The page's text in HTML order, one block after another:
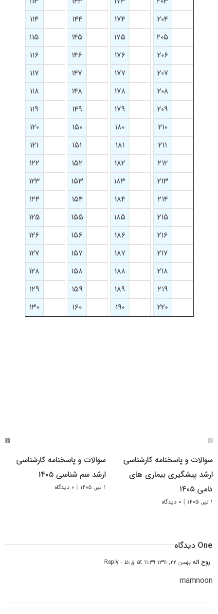
۲۰۴
۱۷۴ ۱۴۴
۱۱۴
۲۰۵
۱۷۵ ۱۴۵
۱۱۵
۲۰۶
۱۷۶ ۱۴۶
۱۱۶
۲۰۷
۱۷۷ ۱۴۷
۱۱۷
۲۰۸
۱۷۸ ۱۴۸
۱۱۸
۲۰۹
۱۷۹ ۱۴۹
۱۱۹
۲۱۰
۱۸۰ ۱۵۰
۱۲۰
۲۱۱
۱۸۱ ۱۵۱
۱۲۱
۲۱۲
۱۸۲ ۱۵۲
۱۲۲
۲۱۳
۱۸۳ ۱۵۳
۱۲۳
۲۱۴
۱۸۴ ۱۵۴
۱۲۴
۲۱۵
۱۸۵ ۱۵۵
۱۲۵
۲۱۶
۱۸۶ ۱۵۶
۱۲۶
۲۱۷
۱۸۷ ۱۵۷
۱۲۷
۲۱۸
۱۸۸ ۱۵۸
۱۲۸
۲۱۹
۱۸۹ ۱۵۹
۱۲۹
۲۲۰
۱۹۰ ۱۶۰ ۱۳۰
سوالات و پاسخنامه کارشناسی
ارشد پیشگیری بیماری های
دامی ۱۴۰۵
۱ تیر, ۱۴۰۵ | ۰ دیدگاه
سوالات و پاسخنامه کارشناسی
ارشد سم شناسی ۱۴۰۵
۱ تیر, ۱۴۰۵ | ۰ دیدگاه
One دیدگاه
روح الهبهمن ۲۲, ۱۳۹۱ at ۱۱:۳۹ ق٫ظ - Reply
mamnoon